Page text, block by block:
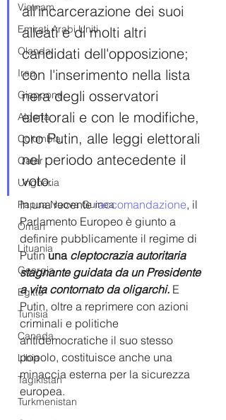
Vietnam
Emirati Arabi Uniti
Olanda
Iraq
Giappone
Algeria
Colombia
Qatar
Ungheria
Papua Nuova Guinea
Oman
Lituania
Georgia
Egitto
Tunisia
Canada
Libia
Tagikistan
Turkmenistan
all'incarcerazione dei suoi
alleati e di molti altri
candidati dell'opposizione;
con l'inserimento nella lista
nera degli osservatori
elettorali e con le modifiche,
pro Putin, alle leggi elettorali
nel periodo antecedente il
voto.
In una recente raccomandazione, il
Parlamento Europeo è giunto a
definire pubblicamente il regime di
Putin una cleptocrazia autoritaria
stagnante guidata da un Presidente
a vita contornato da oligarchi. E
Putin, oltre a reprimere con azioni
criminali e politiche
antidemocratiche il suo stesso
popolo, costituisce anche una
minaccia esterna per la sicurezza
europea.